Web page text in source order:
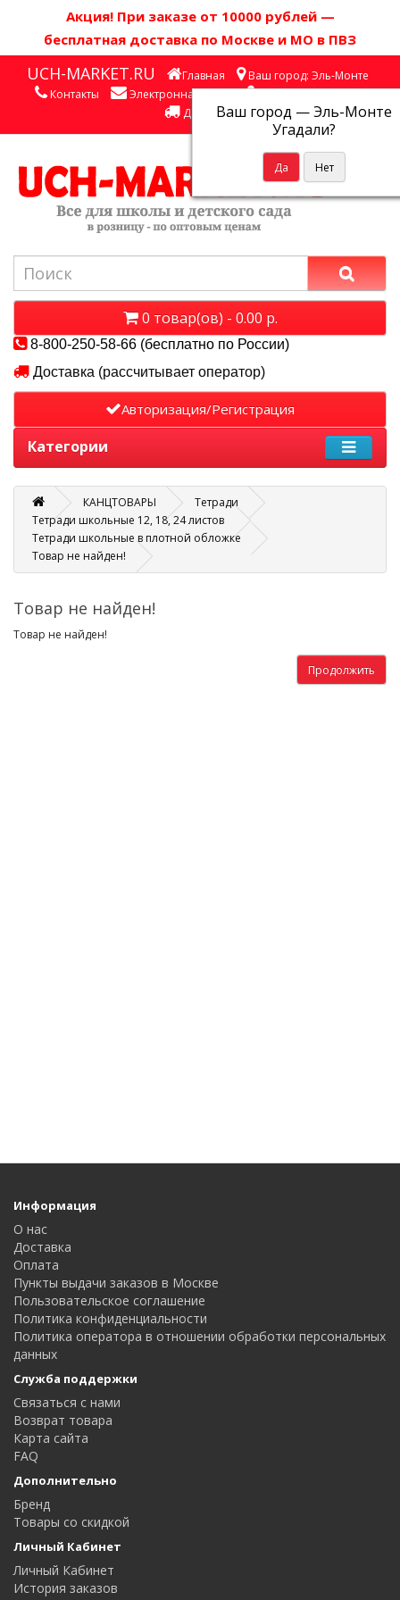
Акция! При заказе от 10000 рублей —
бесплатная доставка по Москве и МО в ПВЗ
UCH-MARKET.RU Главная Ваш город: Эль-Монте
Ваш город —Эль-Монте
Угадали?
Контакты Электронная почта
Личный кабинет
Доставка
0 товар(ов) - 0.00 р.
8-800-250-58-66 (бесплатно по России)
Доставка (рассчитывает оператор)
Авторизация/Регистрация
Категории
КАНЦТОВАРЫ
Тетради
Тетради школьные 12, 18, 24 листов
Тетради школьные в плотной обложке
Товар не найден!
Товар не найден!
Товар не найден!
Продолжить
Информация
О нас
Доставка
Оплата
Пункты выдачи заказов в Москве
Пользовательское соглашение
Политика конфиденциальности
Политика оператора в отношении обработки персональных
данных
Служба поддержки
Связаться с нами
Возврат товара
Карта сайта
FAQ
Дополнительно
Бренд
Товары со скидкой
Личный Кабинет
Личный Кабинет
История заказов